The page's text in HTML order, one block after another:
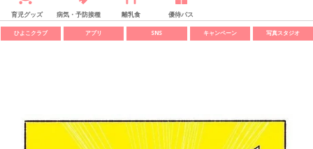
育児グッズ 病気・予防接種 離乳食 優待パス
ひよこクラブ アプリ SNS キャンペーン 写真スタジオ